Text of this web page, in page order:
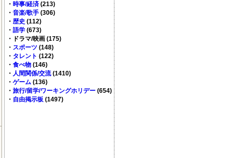
・ 時事/経済 (213)
・ 音楽/歌手 (306)
・ 歴史 (112)
・ 語学 (673)
・ドラマ/映画 (175)
・ スポーツ (148)
・ タレント (122)
・ 食べ物 (146)
・ 人間関係/交流(1410)
・ ゲーム (136)
・ 旅行/留学/ワーキングホリデー (654)
・ 自由掲示板 (1497)